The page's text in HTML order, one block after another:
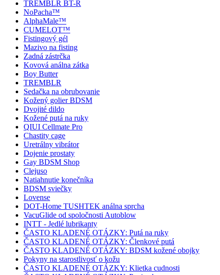
TREMBLR BT-R
NoPacha™
AlphaMale™
CUMELOT™
Fistingový gél
Mazivo na fisting
Zadná zástrčka
Kovová análna zátka
Boy Butter
TREMBLR
Sedačka na obrubovanie
Kožený golier BDSM
Dvojité dildo
Kožené putá na ruky
QIUI Cellmate Pro
Chastity cage
Uretrálny vibrátor
Dojenie prostaty
Gay BDSM Shop
Clejuso
Natiahnutie konečníka
BDSM sviečky
Lovense
DOT-Home TUSHTEK análna sprcha
VacuGlide od spoločnosti Autoblow
INTT - Jedlé lubrikanty
ČASTO KLADENÉ OTÁZKY: Putá na ruky
ČASTO KLADENÉ OTÁZKY: Členkové putá
ČASTO KLADENÉ OTÁZKY: BDSM kožené obojky
Pokyny na starostlivosť o kožu
ČASTO KLADENÉ OTÁZKY: Klietka cudnosti